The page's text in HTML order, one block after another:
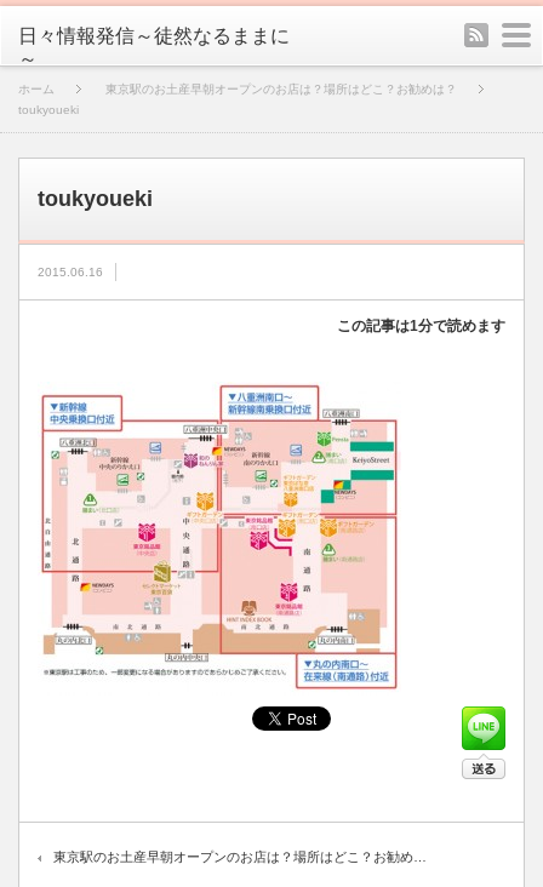
日々情報発信～徒然なるままに
～
rss
ホーム
東京駅のお土産早朝オープンのお店は？場所はどこ？お勧めは？
toukyoueki
toukyoueki
2015.06.16
この記事は1分で読めます
東京駅のお土産早朝オープンのお店は？場所はどこ？お勧め…